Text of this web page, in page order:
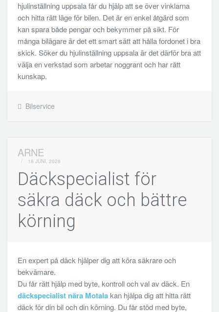
hjulinställning uppsala får du hjälp att se över vinklarna
och hitta rätt läge för bilen. Det är en enkel åtgärd som
kan spara både pengar och bekymmer på sikt. För
många bilägare är det ett smart sätt att hålla fordonet i bra
skick. Söker du hjulinställning uppsala är det därför bra att
välja en verkstad som arbetar noggrant och har rätt
kunskap.
Bilservice
ARNE
/ 18 JUNI, 2026
Däckspecialist för
säkra däck och bättre
körning
En expert på däck hjälper dig att köra säkrare och
bekvämare.
Du får rätt hjälp med byte, kontroll och val av däck. En
däckspecialist nära Motalakan hjälpa dig att hitta rätt
däck för din bil och din körning. Du får stöd med byte,